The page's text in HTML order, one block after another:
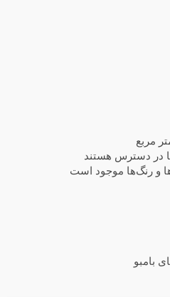
در دسترس هستند
بامبو